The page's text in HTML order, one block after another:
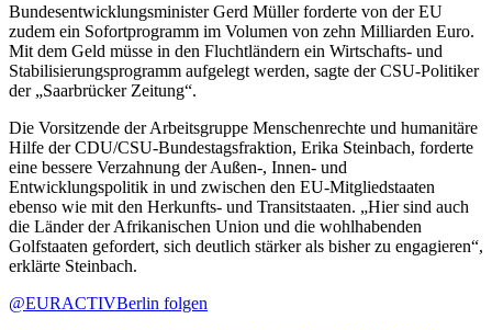
Bundesentwicklungsminister Gerd Müller forderte von der EU
zudem ein Sofortprogramm im Volumen von zehn Milliarden Euro.
Mit dem Geld müsse in den Fluchtländern ein Wirtschafts- und
Stabilisierungsprogramm aufgelegt werden, sagte der CSU-Politiker
der „Saarbrücker Zeitung“.
Die Vorsitzende der Arbeitsgruppe Menschenrechte und humanitäre
Hilfe der CDU/CSU-Bundestagsfraktion, Erika Steinbach, forderte
eine bessere Verzahnung der Außen-, Innen- und
Entwicklungspolitik in und zwischen den EU-Mitgliedstaaten
ebenso wie mit den Herkunfts- und Transitstaaten. „Hier sind auch
die Länder der Afrikanischen Union und die wohlhabenden
Golfstaaten gefordert, sich deutlich stärker als bisher zu engagieren“,
erklärte Steinbach.
@EURACTIVBerlin folgen